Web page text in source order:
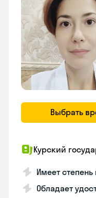
Выбрать
Курский
Имеет
Обладает